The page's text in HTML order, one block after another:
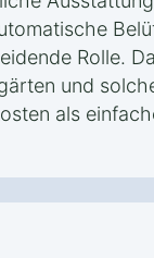
Rolle.
und
als